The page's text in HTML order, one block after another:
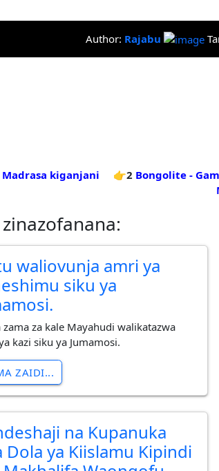
Author: Rajabu
Madrasa kiganjani 👉2 Bongolite -
waliovunja amri ya
siku ya
zama za kale Mayahudi walikatazwa
kazi siku ya Jumamosi.
ZAIDI...
na Kupanuka
Dola ya Kiislamu Kipindi